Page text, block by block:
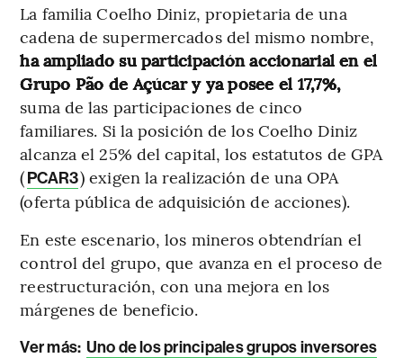
La familia Coelho Diniz, propietaria de una
cadena de supermercados del mismo nombre,
ha ampliado su participación accionarial en el
Grupo Pão de Açúcar y ya posee el 17,7%,
suma de las participaciones de cinco
familiares. Si la posición de los Coelho Diniz
alcanza el 25% del capital, los estatutos de GPA
(PCAR3) exigen la realización de una OPA
(oferta pública de adquisición de acciones).
En este escenario, los mineros obtendrían el
control del grupo, que avanza en el proceso de
reestructuración, con una mejora en los
márgenes de beneficio.
Ver más: Uno de los principales grupos inversores